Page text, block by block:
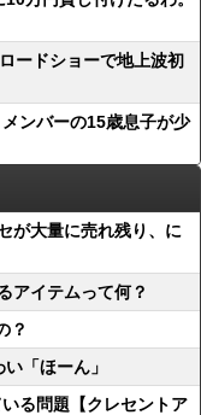
ードショーで地上波初
ンバーの15歳息子が少
が大量に売れ残り、に
アイテムって何？
？
「ほーん」
る問題【クレセントア